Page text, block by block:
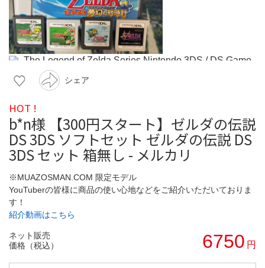
シェア
HOT !
b*n様 【300円スタート】ゼルダの伝説
DS 3DS ソフトセット ゼルダの伝説 DS
3DS セット 箱無し - メルカリ
※MUAZOSMAN.COM 限定モデル
YouTuberの皆様に商品の使い心地などをご紹介いただいておりま
す！
紹介動画はこちら
ネット販売
価格（税込）
6750 円